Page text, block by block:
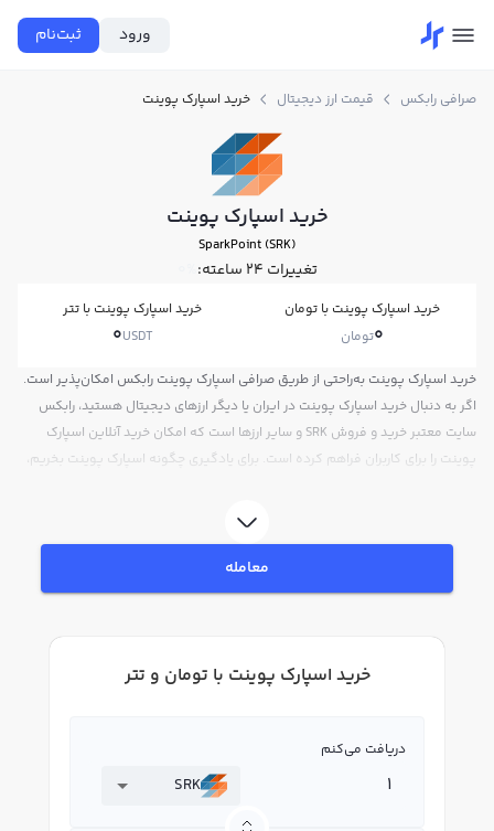
ورود ثبت‌نام
صرافی رابکس قیمت ارز دیجیتال خرید اسپارک پوینت
خرید اسپارک پوینت
SparkPoint (SRK)
تغییرات ۲۴ ساعته: 0%
خرید اسپارک پوینت با تومان
0تومان
خرید اسپارک پوینت با تتر
0USDT
خرید اسپارک پوینت به‌راحتی از طریق صرافی اسپارک پوینت رابکس امکان‌پذیر است.
اگر به دنبال خرید اسپارک پوینت در ایران یا دیگر ارزهای دیجیتال هستید، رابکس
سایت معتبر خرید و فروش SRK و سایر ارزها است که امکان خرید آنلاین اسپارک
پوینت را برای کاربران فراهم کرده است. برای یادگیری چگونه اسپارک پوینت بخریم،
هویت، به خرید و فروش اسپارک پوینت SRK بپردازید. در بازار رابکس، قیمت لحظه‌ای،
نمودار و امکانات فروش اسپارک پوینت نیز در دسترس شما قرار دارد تا بتوانید
تصمیمات بهتری در معاملات خود بگیرید.معامله
خرید اسپارک پوینت با تومان و تتر
دریافت می‌کنم
SRK